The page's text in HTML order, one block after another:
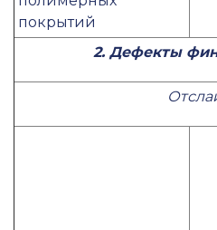
покрытий
2. Дефекты